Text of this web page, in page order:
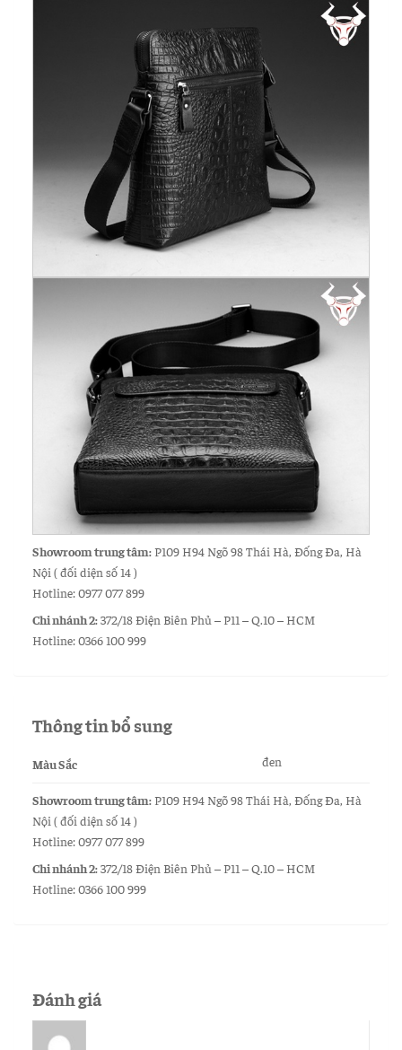
Showroom trung tâm:P109 H94 Ngõ 98 Thái Hà, Đống Đa, Hà
Nội ( đối diện số 14 )
Hotline: 0977 077 899
Chi nhánh 2:372/18 Điện Biên Phủ – P11 – Q.10 – HCM
Hotline: 0366 100 999
Thông tin bổ sung
Màu Sắc đen
Showroom trung tâm:P109 H94 Ngõ 98 Thái Hà, Đống Đa, Hà
Nội ( đối diện số 14 )
Hotline: 0977 077 899
Chi nhánh 2:372/18 Điện Biên Phủ – P11 – Q.10 – HCM
Hotline: 0366 100 999
Đánh giá